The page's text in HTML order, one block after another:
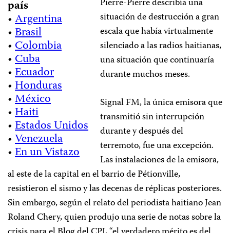
país
•Argentina
•Brasil
•Colombia
•Cuba
•Ecuador
•Honduras
•México
•Haiti
•Estados Unidos
•Venezuela
•En un Vistazo
Pierre-Pierre describía una
situación de destrucción a gran
escala que había virtualmente
silenciado a las radios haitianas,
una situación que continuaría
durante muchos meses.
Signal FM, la única emisora que
transmitió sin interrupción
durante y después del
terremoto, fue una excepción.
Las instalaciones de la emisora,
al este de la capital en el barrio de Pétionville,
resistieron el sismo y las decenas de réplicas posteriores.
Sin embargo, según el relato del periodista haitiano Jean
Roland Chery, quien produjo una serie de notas sobre la